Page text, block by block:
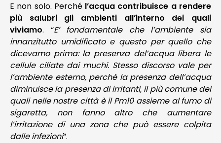
E non solo. Perché l’acqua contribuisce a rendere
più salubri gli ambienti all’interno dei quali
viviamo. “E’ fondamentale che l’ambiente sia
innanzitutto umidificato e questo per quello che
dicevamo prima: la presenza del’acqua libera le
cellule ciliate dai muchi. Stesso discorso vale per
l’ambiente esterno, perchè la presenza dell’acqua
diminuisce la presenza di irritanti, il più comune dei
quali nelle nostre città è il Pm10 assieme al fumo di
sigaretta, non fanno altro che aumentare
l’irritazione di una zona che può essere colpita
dalle infezioni“.